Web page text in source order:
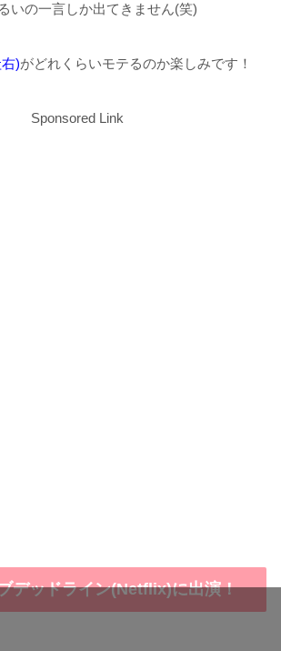
いの一言しか出てきません(笑)
)がどれくらいモテるのか楽しみです！
Sponsored Link
デッドライン(Netflix)に出演！